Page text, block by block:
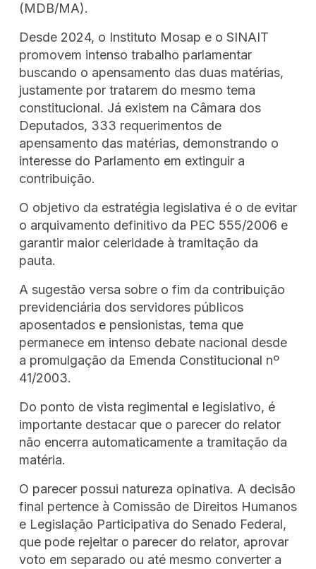
(MDB/MA).
Desde 2024, o Instituto Mosap e o SINAIT
promovem intenso trabalho parlamentar
buscando o apensamento das duas matérias,
justamente por tratarem do mesmo tema
constitucional. Já existem na Câmara dos
Deputados, 333 requerimentos de
apensamento das matérias, demonstrando o
interesse do Parlamento em extinguir a
contribuição.
O objetivo da estratégia legislativa é o de evitar
o arquivamento definitivo da PEC 555/2006 e
garantir maior celeridade à tramitação da
pauta.
A sugestão versa sobre o fim da contribuição
previdenciária dos servidores públicos
aposentados e pensionistas, tema que
permanece em intenso debate nacional desde
a promulgação da Emenda Constitucional nº
41/2003.
Do ponto de vista regimental e legislativo, é
importante destacar que o parecer do relator
não encerra automaticamente a tramitação da
matéria.
O parecer possui natureza opinativa. A decisão
final pertence à Comissão de Direitos Humanos
e Legislação Participativa do Senado Federal,
que pode rejeitar o parecer do relator, aprovar
voto em separado ou até mesmo converter a